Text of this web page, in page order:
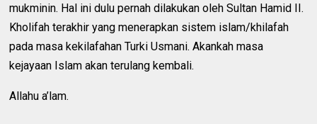
mukminin. Hal ini dulu pernah dilakukan oleh Sultan Hamid II.
Kholifah terakhir yang menerapkan sistem islam/khilafah
pada masa kekilafahan Turki Usmani. Akankah masa
kejayaan Islam akan terulang kembali.
Allahu a’lam.